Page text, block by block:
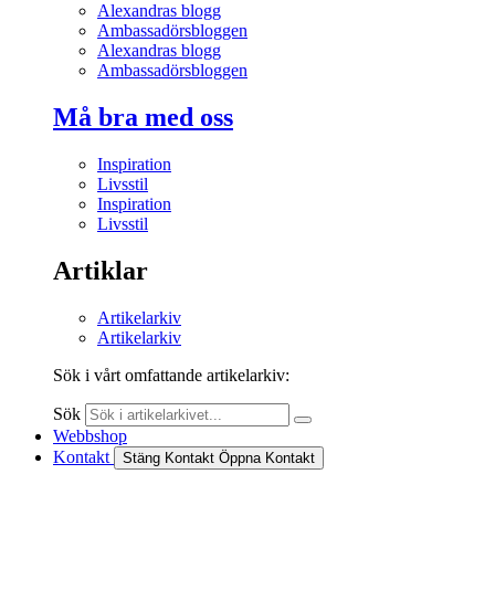
Alexandras blogg
Ambassadörsbloggen
Alexandras blogg
Ambassadörsbloggen
Må bra med oss
Inspiration
Livsstil
Inspiration
Livsstil
Artiklar
Artikelarkiv
Artikelarkiv
Sök i vårt omfattande artikelarkiv:
Sök
Webbshop
Kontakt
Stäng Kontakt Öppna Kontakt